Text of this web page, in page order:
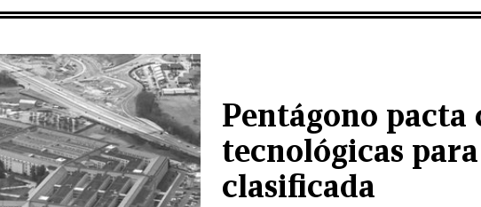
Pentágono pacta
tecnológicas
clasificada